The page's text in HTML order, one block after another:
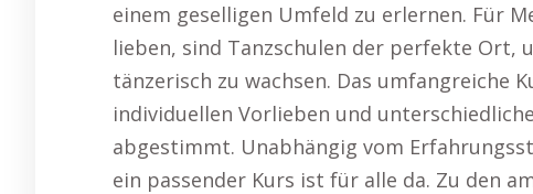
einem geselligen Umfeld zu erlernen. Für
lieben, sind Tanzschulen der perfekte Ort,
tänzerisch zu wachsen. Das umfangreiche
individuellen Vorlieben und
abgestimmt. Unabhängig vom
ein passender Kurs ist für alle da. Zu den